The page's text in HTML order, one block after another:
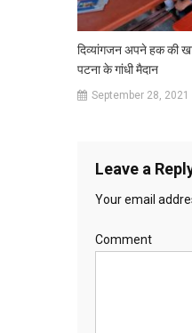
दिव्यांगजन अपने हक की
पटना के गांधी मैदान
September 28, 2021
Leave a
Your email
Comment